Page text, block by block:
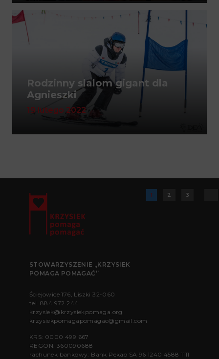
Rodzinny slalom gigant dla
Agnieszki
19 lutego 2022
1 2 3
STOWARZYSZENIE „KRZYSIEK
POMAGA POMAGAĆ”
Ściejowice 176, Liszki 32-060
tel. 884 972 244
krzysiek@krzysiekpomaga.org
krzysiekpomagapomagac@gmail.com
KRS: 0000 499 667
REGON: 360090688
rachunek bankowy: Bank Pekao SA 96 1240 4588 1111